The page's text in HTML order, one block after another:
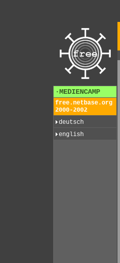
·MEDIENCAMP
free.netbase.org
2000-2002
deutsch
english